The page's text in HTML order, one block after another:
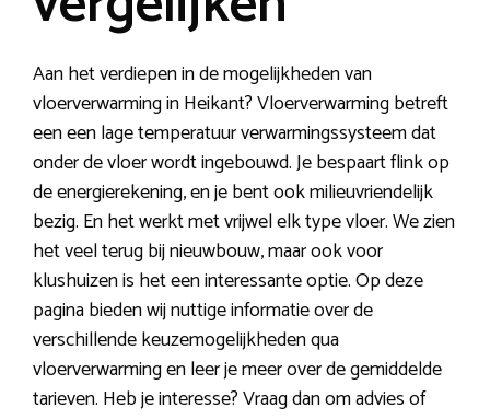
Aan het verdiepen in de mogelijkheden van
vloerverwarming in Heikant? Vloerverwarming betreft
een een lage temperatuur verwarmingssysteem dat
onder de vloer wordt ingebouwd. Je bespaart flink op
de energierekening, en je bent ook milieuvriendelijk
bezig. En het werkt met vrijwel elk type vloer. We zien
het veel terug bij nieuwbouw, maar ook voor
klushuizen is het een interessante optie. Op deze
pagina bieden wij nuttige informatie over de
verschillende keuzemogelijkheden qua
vloerverwarming en leer je meer over de gemiddelde
tarieven. Heb je interesse? Vraag dan om advies of